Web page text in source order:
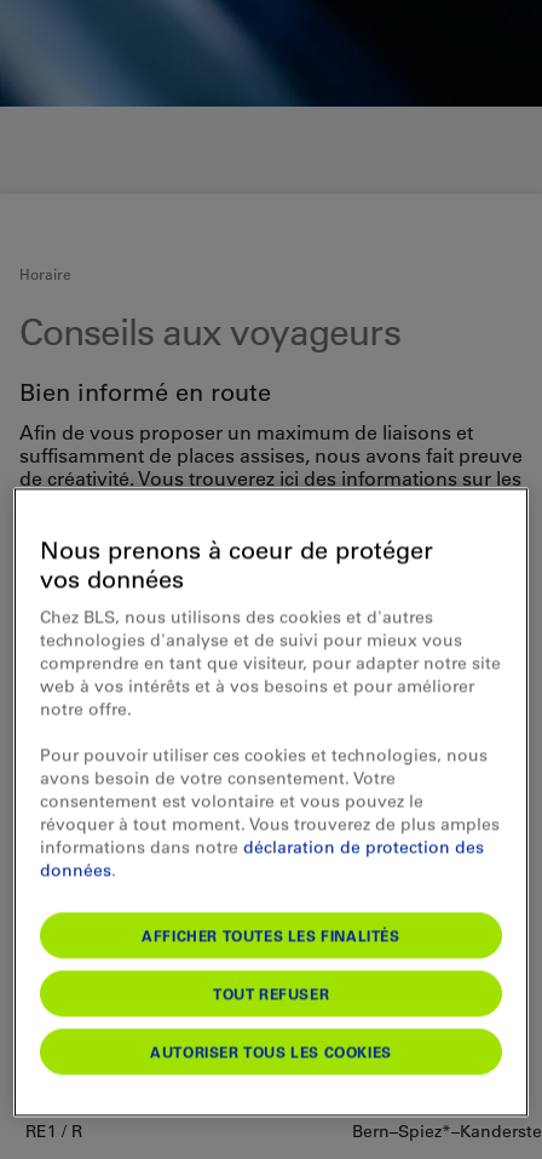
Horaire
Conseils aux voyageurs
Bien informé en route
Afin de vous proposer un maximum de liaisons et
suffisamment de places assises, nous avons fait preuve
de créativité. Vous trouverez ici des informations sur les
voyage en toute sérénité.
Train multi-branches (deux destinations)
gare déterminée, ce train est scindé en deux parties, ce qui
nous permet de vous proposer davantage de liaisons
directes. Nous vous informons volontiers des liaisons
concernées par ce concept et des précautions à prendre pour
voyager dans la bonne partie du train.
Sur l’horaire en ligne, l’indication «FL» pour «Flügelzug»
(train multi-branches) signifie qu’il s’agit d’une liaison
composée de plusieurs éléments et avec différentes
destinations.
Où le concept s’applique-t-il?
RE1 / R
Nous prenons à coeur de protéger
vos données
Chez BLS, nous utilisons des cookies et d'autres
technologies d'analyse et de suivi pour mieux vous
comprendre en tant que visiteur, pour adapter notre site
web à vos intérêts et à vos besoins et pour améliorer
notre offre.
Pour pouvoir utiliser ces cookies et technologies, nous
avons besoin de votre consentement. Votre
consentement est volontaire et vous pouvez le
révoquer à tout moment. Vous trouverez de plus amples
informations dans notredéclaration de protection des
données.
AFFICHER TOUTES LES FINALITÉS
TOUT REFUSER
AUTORISER TOUS LES COOKIES